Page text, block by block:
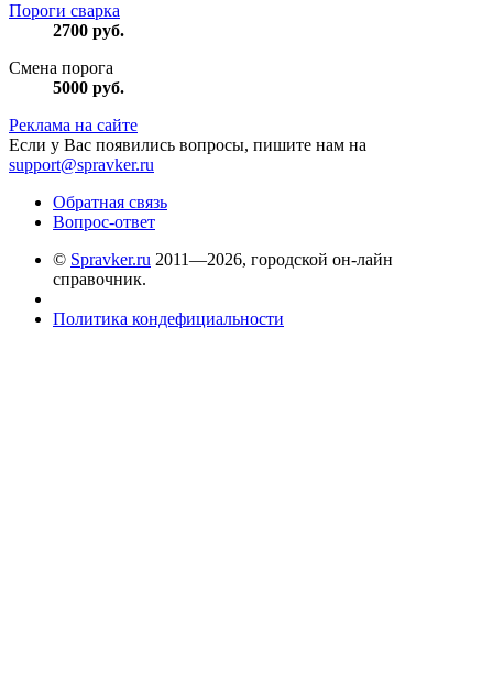
Пороги сварка
2700 руб.
Смена порога
5000 руб.
Реклама на сайте
Если у Вас появились вопросы, пишите нам на
support@spravker.ru
Обратная связь
Вопрос-ответ
© Spravker.ru 2011—2026, городской он-лайн
справочник.
Политика кондефициальности